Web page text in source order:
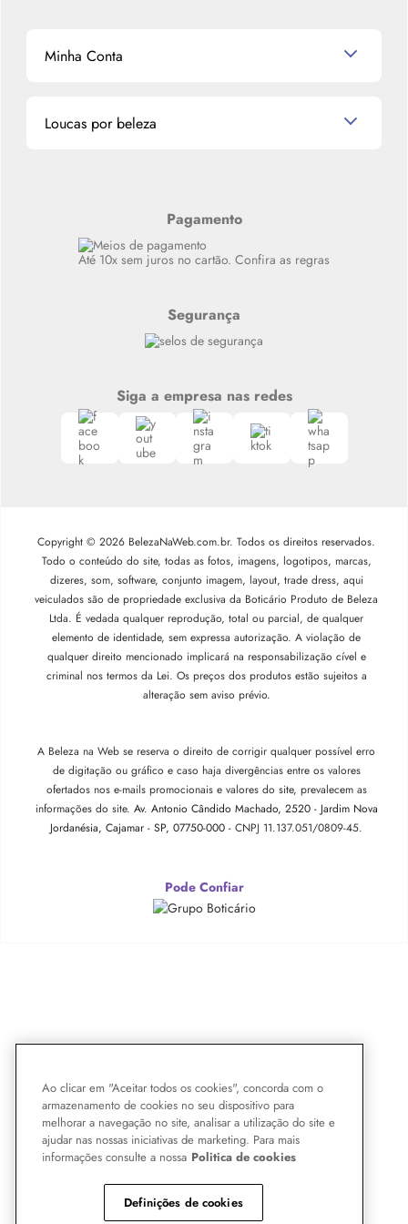
Nossas lojas
Quem somos
La Vie Est Belle Lancôme
Minha Conta
Meus endereços
Loucas por beleza
Siga nosso canal no Whatsapp
Pagamento
Até 10x sem juros no cartão. Confira as regras
Segurança
Siga a empresa nas redes
Copyright © 2026 BelezaNaWeb.com.br. Todos os direitos reservados.
Todo o conteúdo do site, todas as fotos, imagens, logotipos, marcas,
dizeres, som, software, conjunto imagem, layout, trade dress, aqui
veiculados são de propriedade exclusiva da Boticário Produto de Beleza
Ltda. É vedada qualquer reprodução, total ou parcial, de qualquer
elemento de identidade, sem expressa autorização. A violação de
qualquer direito mencionado implicará na responsabilização cível e
criminal nos termos da Lei. Os preços dos produtos estão sujeitos a
alteração sem aviso prévio.
A Beleza na Web se reserva o direito de corrigir qualquer possível erro
de digitação ou gráfico e caso haja divergências entre os valores
ofertados nos e-mails promocionais e valores do site, prevalecem as
informações do site. Av. Antonio Cândido Machado, 2520 - Jardim Nova
Jordanésia, Cajamar - SP, 07750-000 - CNPJ 11.137.051/0809-45.
Pode Confiar
Ao clicar em "Aceitar todos os cookies", concorda com o
armazenamento de cookies no seu dispositivo para
melhorar a navegação no site, analisar a utilização do site e
ajudar nas nossas iniciativas de marketing. Para mais
informações consulte a nossa Politica de cookies
Definições de cookies